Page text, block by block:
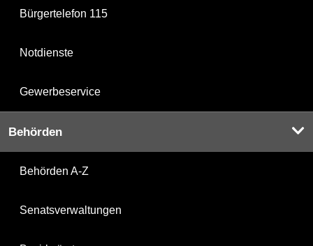
Bürgertelefon 115
Notdienste
Gewerbeservice
Behörden
Behörden A-Z
Senatsverwaltungen